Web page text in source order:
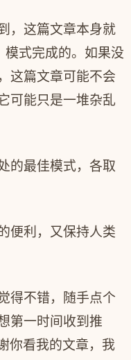
，这篇文章本身就
式完成的。如果没
这篇文章可能不会
可能只是一堆杂乱
的最佳模式，各取
便利，又保持人类
得不错，随手点个
第一时间收到推
你看我的文章，我